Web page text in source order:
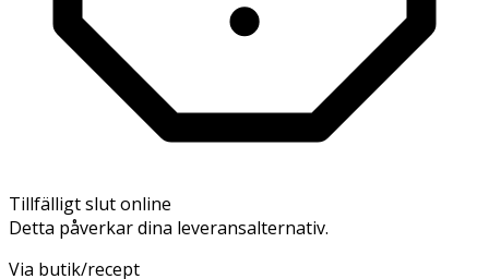
Tillfälligt slut online
Detta påverkar dina leveransalternativ.
Via butik/recept